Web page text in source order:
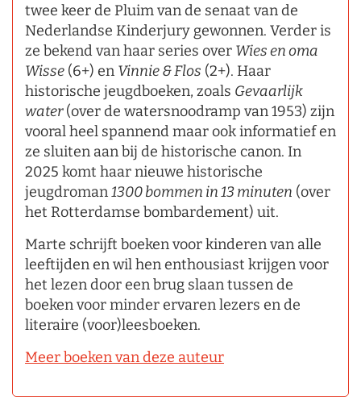
twee keer de Pluim van de senaat van de
Nederlandse Kinderjury gewonnen. Verder is
ze bekend van haar series over Wies en oma
Wisse (6+) en Vinnie & Flos (2+). Haar
historische jeugdboeken, zoals Gevaarlijk
water(over de watersnoodramp van 1953) zijn
vooral heel spannend maar ook informatief en
ze sluiten aan bij de historische canon. In
2025 komt haar nieuwe historische
jeugdroman1300 bommen in 13 minuten (over
het Rotterdamse bombardement) uit.
Marte schrijft boeken voor kinderen van alle
leeftijden en wil hen enthousiast krijgen voor
het lezen door een brug slaan tussen de
boeken voor minder ervaren lezers en de
literaire (voor)leesboeken.
Meer boeken van deze auteur